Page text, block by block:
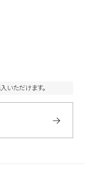
クサエキス、オウゴン
４０水添ヒマシ油、セ
ＥＧ－４０水添ヒマ
ウム－１０、ポリクオ
いただけます。